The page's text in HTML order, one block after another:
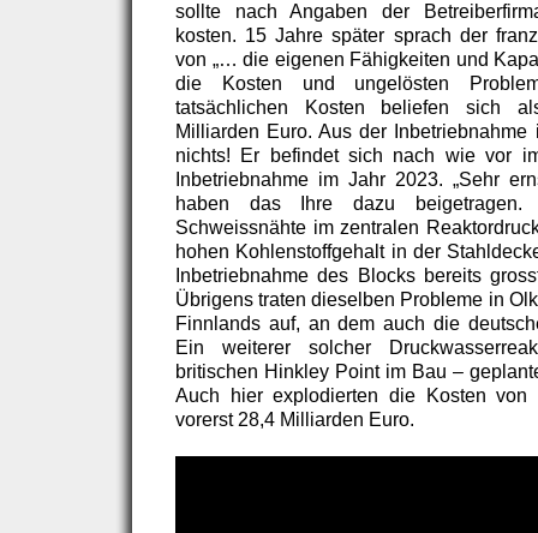
sollte nach Angaben der
kosten. 15 Jahre später sprach der
von „… die eigenen Fähigkeiten und
die Kosten und ungelösten
tatsächlichen Kosten beliefen sich
Milliarden Euro. Aus der
nichts! Er befindet sich nach wie vor
Inbetriebnahme im Jahr 2023. „Sehr
haben das Ihre dazu beigetragen.
Schweissnähte im zentralen
hohen Kohlenstoffgehalt in der
Inbetriebnahme des Blocks bereits
Übrigens traten dieselben Probleme in
Finnlands auf, an dem auch die
Ein weiterer solcher
britischen Hinkley Point im Bau –
Auch hier explodierten die Kosten von
vorerst 28,4 Milliarden Euro.